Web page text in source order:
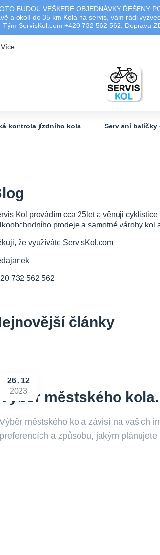
BUDOU VEŠKERÉ OBJEDNÁVKY ŘEŠENY
a okolí do 35 km Kola na servis, vám rádi
Tým ServisKol.com +420 732 562 562. Doprava
Více
kontrola jízdního kola Servisní balíčky
Kol provádím cca 25let a věnuji
prodeje a samotné vároby kol
že využíváte ServisKol.com
732 562 562
články
Výběr městského
26
12
2023
Výběr městského kola závisí na vašich
preferencích a způsobu, jakým plánujete